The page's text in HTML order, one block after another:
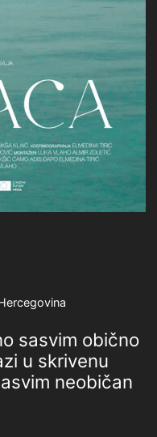
sasvim obično
u skrivenu
neobičan